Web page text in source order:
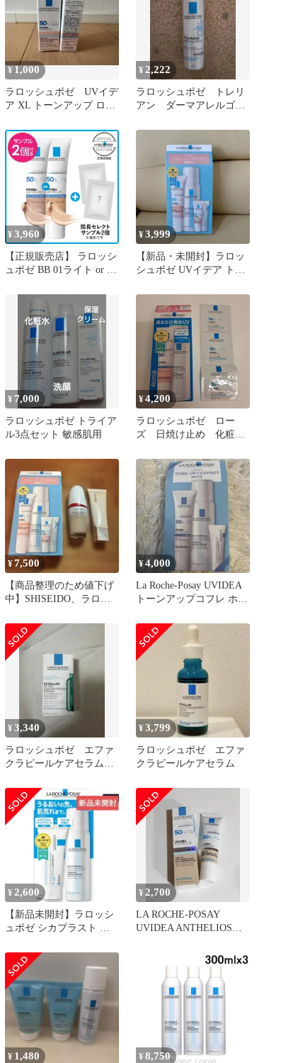
¥ 1,000
ラロッシュポゼ UVイデ
ア XL トーンアップ ロー
¥ 2,222
ラロッシュポゼ トレリ
アン ダーマアレルゴク
¥ 3,960
【正規販売店】 ラロッシ
ュポゼ BB 01ライト or 02
か1色 + おまけ2点付き 公
式代理店 オフィシャルパ
ートナー 正規品保証 日
本処方 日焼け止め UVイ
デアXL プロテクション
新品未使用 メール便
¥3,999
【新品・未開封】ラロッ
シュポゼ UVイデア トー
¥ 7,000
ラロッシュポゼ トライア
ル3点セット 敏感肌用
¥4,200
ラロッシュポゼ ロー
ズ 日焼け止め 化粧下
付 サンプル3袋
¥7,500
【商品整理のため値下げ
中】SHISEIDO、ラロッ
セット
¥4,000
La Roche-Posay UVIDEA
トーンアップコフレ ホワ
¥3,340
ラロッシュポゼ エファ
クラピールケアセラム
¥3,799
ラロッシュポゼ エファ
クラピールケアセラム
¥ 2,600
【新品未開封】ラロッシ
ュポゼ シカプラスト リ
¥ 2,700
LA ROCHE-POSAY
UVIDEA ANTHELIOS
¥ 1,480 ¥ 8,750